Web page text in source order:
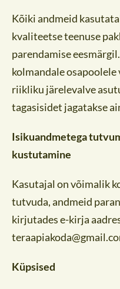
Kõiki andmeid
kvaliteetse teenuse
parendamise
kolmandale
riikliku järelevalve
tagasisidet jagatakse
Isikuandmetega
kustutamine
Kasutajal on võimalik
tutvuda, andmeid
kirjutades e-kirja
Küpsised